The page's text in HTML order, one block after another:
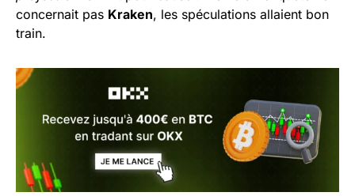
concernait pas Kraken, les spéculations allaient bon
train.